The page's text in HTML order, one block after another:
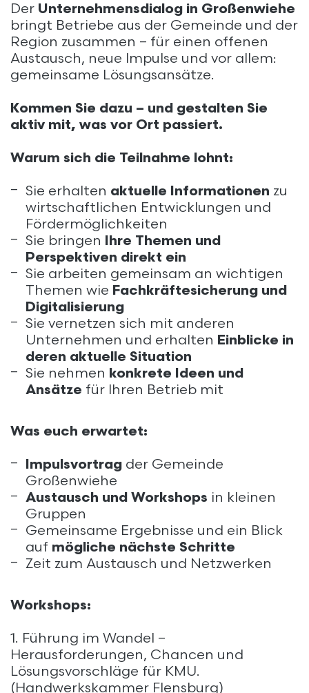
Der Unternehmensdialog in Großenwiehe
bringt Betriebe aus der Gemeinde und der
Region zusammen – für einen offenen
Austausch, neue Impulse und vor allem:
gemeinsame Lösungsansätze.
Kommen Sie dazu – und gestalten Sie
aktiv mit, was vor Ort passiert.
Warum sich die Teilnahme lohnt:
Sie erhalten aktuelle Informationen zu
wirtschaftlichen Entwicklungen und
Fördermöglichkeiten
Sie bringen Ihre Themen und
Perspektiven direkt ein
Sie arbeiten gemeinsam an wichtigen
Themen wie Fachkräftesicherung und
Digitalisierung
Sie vernetzen sich mit anderen
Unternehmen und erhalten Einblicke in
deren aktuelle Situation
Sie nehmen konkrete Ideen und
Ansätze für Ihren Betrieb mit
Was euch erwartet:
Impulsvortrag der Gemeinde
Großenwiehe
Austausch und Workshops in kleinen
Gruppen
Gemeinsame Ergebnisse und ein Blick
auf mögliche nächste Schritte
Zeit zum Austausch und Netzwerken
Workshops:
1. Führung im Wandel –
Herausforderungen, Chancen und
Lösungsvorschläge für KMU.
(Handwerkskammer Flensburg)